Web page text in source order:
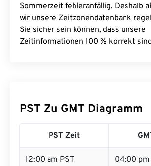
Sommerzeit fehleranfällig. Deshalb
wir unsere Zeitzonendatenbank
Sie sicher sein können, dass unsere
Zeitinformationen 100 % korrekt
PST Zu GMT Diagramm
PST Zeit
12:00 am PST
04:00 pm